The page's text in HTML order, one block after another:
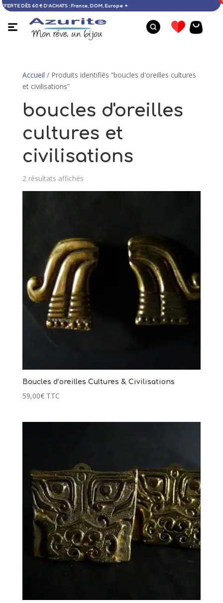
OFFERTE DÈS 60 € D’ACHATS : France, DOM, Europe ✦
Accueil / Produits identifiés “boucles d'oreilles cultures
et civilisations”
boucles d'oreilles
cultures et
civilisations
2 résultats affichés
Boucles d’oreilles Cultures & Civilisations
59,00€ TTC